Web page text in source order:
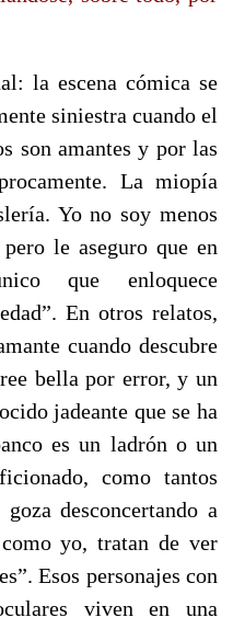
la escena cómica se
siniestra cuando el
son amantes y por las
La miopía
Yo no soy menos
le aseguro que en
que enloquece
En otros relatos,
cuando descubre
bella por error, y un
jadeante que se ha
es un ladrón o un
como tantos
desconcertando a
yo, tratan de ver
Esos personajes con
viven en una